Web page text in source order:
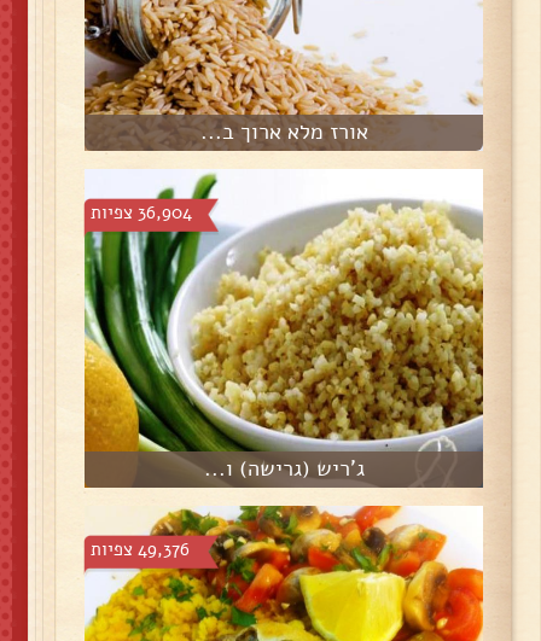
אורז מלא ארוך ב...
36,904 צפיות
ג'ריש (גרישה) ו...
49,376 צפיות